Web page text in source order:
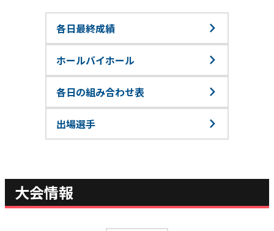
各日最終成績
ホールバイホール
各日の組み合わせ表
出場選手
大会情報